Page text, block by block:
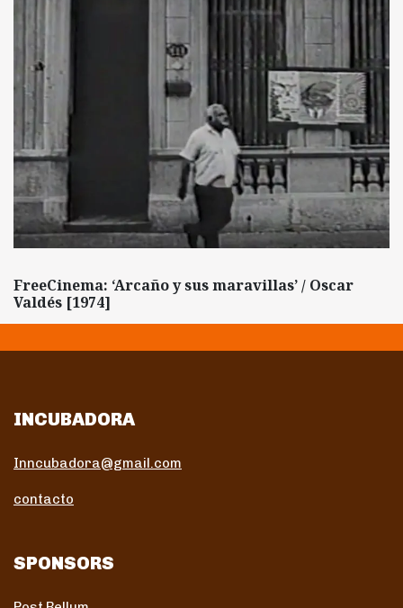
FreeCinema: ‘Arcaño y sus maravillas’ / Oscar
Valdés [1974]
INCUBADORA
Inncubadora@gmail.com
contacto
SPONSORS